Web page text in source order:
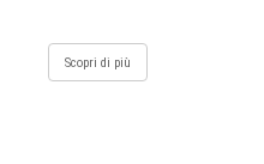
Scopri di più